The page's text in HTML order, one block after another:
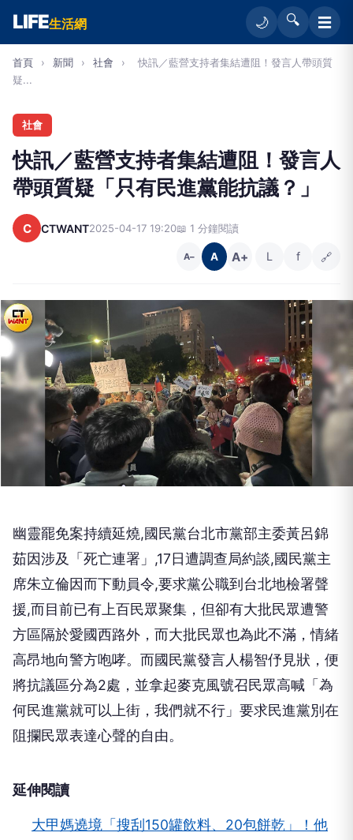
LIFE生活網 🌙 🔍 ☰
首頁 › 新聞 › 社會 ›
快訊／藍營支持者集結遭阻！發言人帶頭質
疑...
社會
快訊／藍營支持者集結遭阻！發言人
帶頭質疑「只有民進黨能抗議？」
C CTWANT2025-04-17 19:20📖 1 分鐘閱讀
A− A A+ L f 🔗
幽靈罷免案持續延燒,國民黨台北市黨部主委黃呂錦
茹因涉及「死亡連署」,17日遭調查局約談,國民黨主
席朱立倫因而下動員令,要求黨公職到台北地檢署聲
援,而目前已有上百民眾聚集，但卻有大批民眾遭警
方區隔於愛國西路外，而大批民眾也為此不滿，情緒
高昂地向警方咆哮。而國民黨發言人楊智伃見狀，便
將抗議區分為2處，並拿起麥克風號召民眾高喊「為
何民進黨就可以上街，我們就不行」要求民進黨別在
阻攔民眾表達心聲的自由。
延伸閱讀
大甲媽遶境「搜刮150罐飲料、20包餅乾」！他